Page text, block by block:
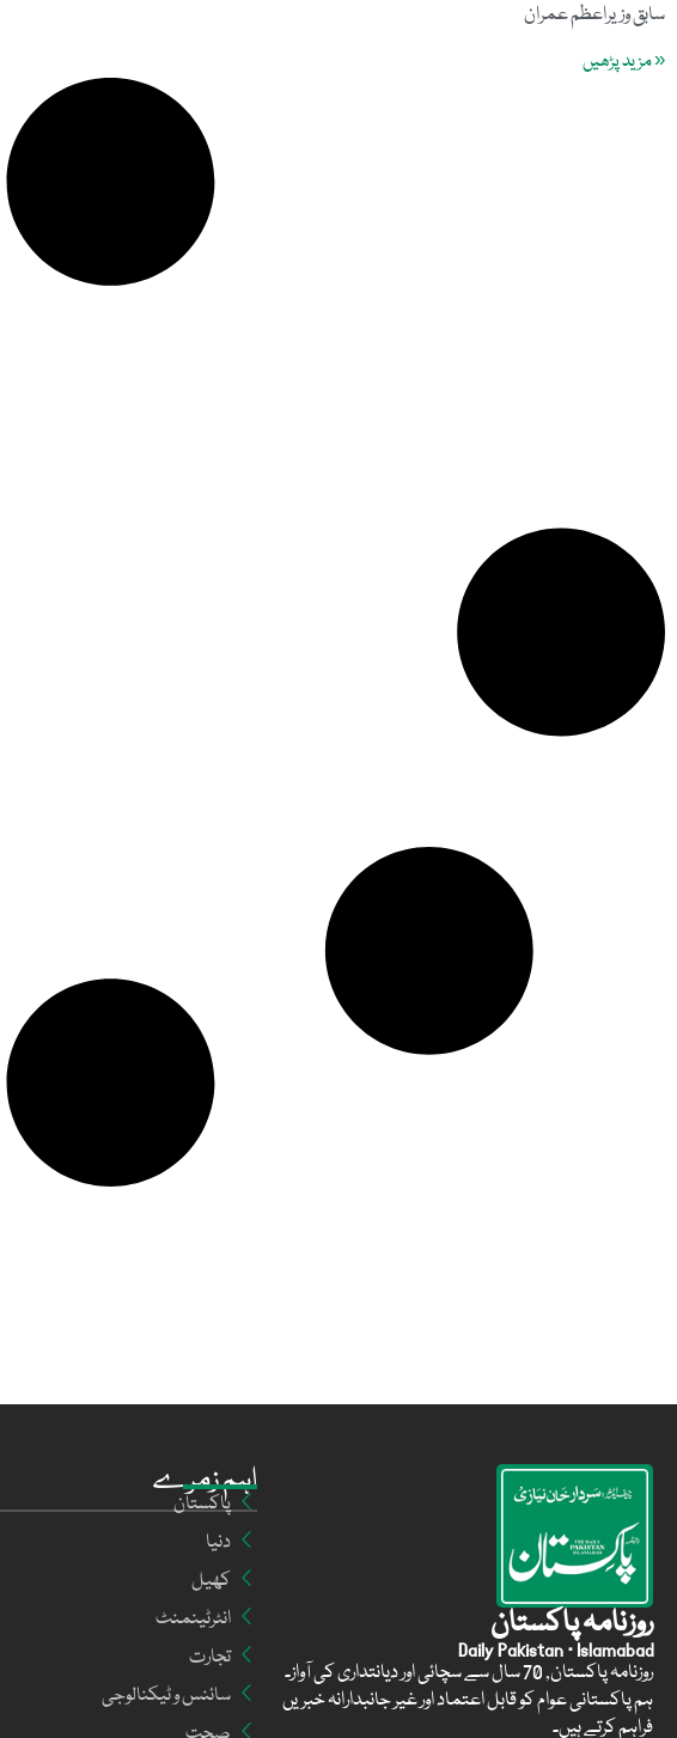
سابق وزیراعظم عمران
« مزید پڑھیں
اہم زمرے
پاکستان
دنیا
کھیل
انٹرٹینمنٹ
تجارت
سائنس و ٹیکنالوجی
روزنامہ پاکستان
Daily Pakistan · Islamabad
روزنامہ پاکستان, 70 سال سے سچائی اور دیانتداری کی آواز۔
ہم پاکستانی عوام کو قابل اعتماد اور غیر جانبدارانہ خبریں
فراہم کرتے ہیں۔